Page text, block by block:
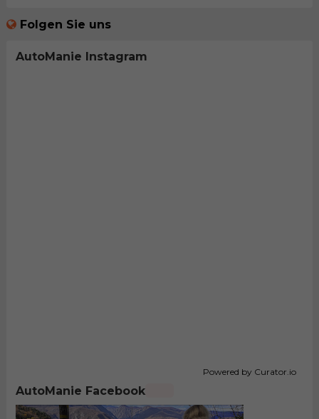
Folgen Sie uns
AutoManie Instagram
Powered by Curator.io
AutoManie Facebook